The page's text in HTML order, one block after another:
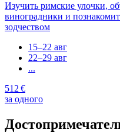
Изучить римские улочки,
виноградники и
зодчеством
15–22 авг
22–29 авг
...
512 €
за одного